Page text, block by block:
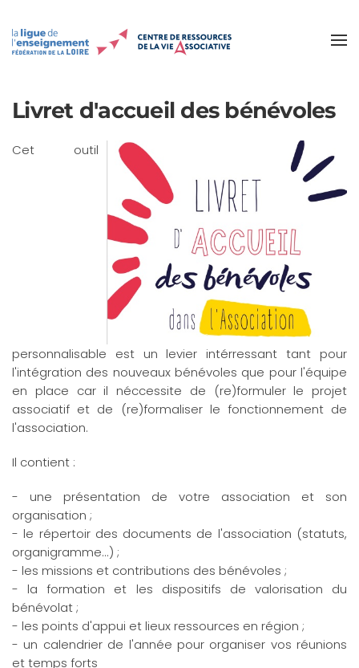
Accéder au contenu principal
Livret d'accueil des bénévoles
Cet outil
personnalisable est un levier intérressant tant pour
l'intégration des nouveaux bénévoles que pour l'équipe
en place car il néccessite de (re)formuler le projet
associatif et de (re)formaliser le fonctionnement de
l'association.
Il contient :
- une présentation de votre association et son
organisation ;
- le répertoir des documents de l'association (statuts,
organigramme...) ;
- les missions et contributions des bénévoles ;
- la formation et les dispositifs de valorisation du
bénévolat ;
- les points d'appui et lieux ressources en région ;
- un calendrier de l'année pour organiser vos réunions
et temps forts